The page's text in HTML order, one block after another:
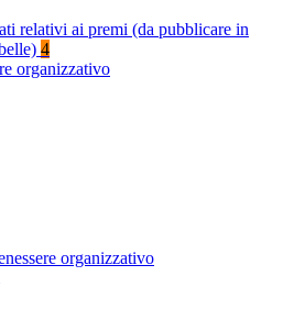
relativi ai premi (da pubblicare in
4
organizzativo
organizzativo